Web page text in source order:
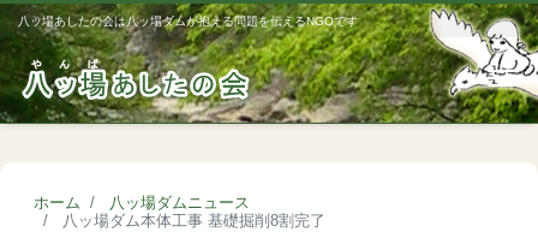
八ッ場あしたの会は八ッ場ダムが抱える問題を伝えるNGOです
ホーム
八ッ場ダムニュース
八ッ場ダム本体工事 基礎掘削8割完了